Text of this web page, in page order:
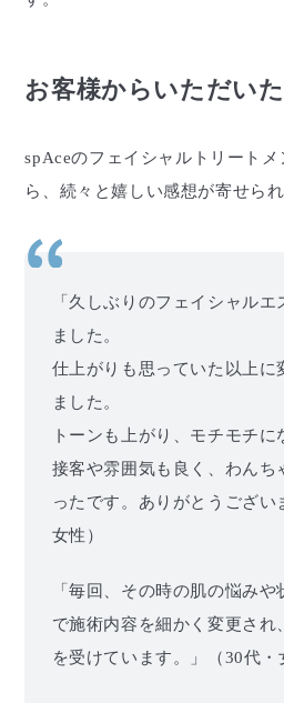
お客様からいただい
spAceのフェイシャルトリート
ら、続々と嬉しい感想が寄せられ
「久しぶりのフェイシャル
ました。
仕上がりも思っていた以上に
ました。
トーンも上がり、モチモチに
接客や雰囲気も良く、わんち
ったです。ありがとうござい
女性）
「毎回、その時の肌の悩みや
で施術内容を細かく変更され
を受けています。」（30代・